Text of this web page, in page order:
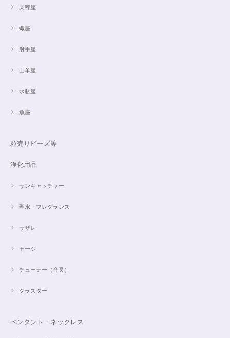
天秤座
蠍座
射手座
山羊座
水瓶座
魚座
粒売りビーズ等
浄化用品
サンキャッチャー
聖水・フレグランス
サザレ
セージ
チューナー（音叉）
クラスター
ペンダント・ネックレス